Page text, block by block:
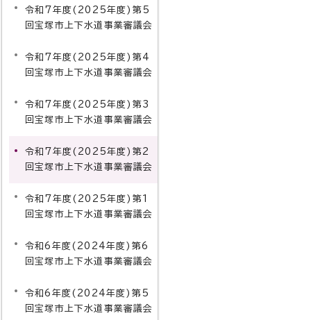
令和7年度(2025年度)第5
回宝塚市上下水道事業審議会
令和7年度(2025年度)第4
回宝塚市上下水道事業審議会
令和7年度(2025年度)第3
回宝塚市上下水道事業審議会
令和7年度(2025年度)第2
回宝塚市上下水道事業審議会
令和7年度(2025年度)第1
回宝塚市上下水道事業審議会
令和6年度(2024年度)第6
回宝塚市上下水道事業審議会
令和6年度(2024年度)第5
回宝塚市上下水道事業審議会